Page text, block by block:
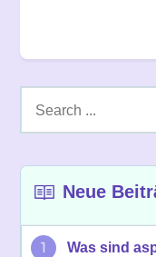
Neue
1 Was sind